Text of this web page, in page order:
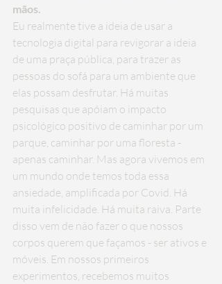
mãos.
Eu realmente tive a ideia de usar a
tecnologia digital para revigorar a ideia
de uma praça pública, para trazer as
pessoas do sofá para um ambiente que
elas possam desfrutar. Há muitas
pesquisas que apóiam o impacto
psicológico positivo de caminhar por um
parque, caminhar por uma floresta -
apenas caminhar. Mas agora vivemos em
um mundo onde temos toda essa
ansiedade, amplificada por Covid. Há
muita infelicidade. Há muita raiva. Parte
disso vem de não fazer o que nossos
corpos querem que façamos - ser ativos e
móveis. Em nossos primeiros
experimentos, recebemos muitos